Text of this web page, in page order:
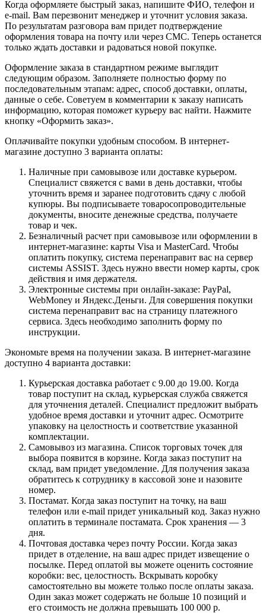
Когда оформляете быстрый заказ, напишите ФИО, телефон и
e-mail. Вам перезвонит менеджер и уточнит условия заказа.
По результатам разговора вам придет подтверждение
оформления товара на почту или через СМС. Теперь останется
только ждать доставки и радоваться новой покупке.
Оформление заказа в стандартном режиме выглядит
следующим образом. Заполняете полностью форму по
последовательным этапам: адрес, способ доставки, оплаты,
данные о себе. Советуем в комментарии к заказу написать
информацию, которая поможет курьеру вас найти. Нажмите
кнопку «Оформить заказ».
Оплачивайте покупки удобным способом. В интернет-
магазине доступно 3 варианта оплаты:
Наличные при самовывозе или доставке курьером.
Специалист свяжется с вами в день доставки, чтобы
уточнить время и заранее подготовить сдачу с любой
купюры. Вы подписываете товаросопроводительные
документы, вносите денежные средства, получаете
товар и чек.
Безналичный расчет при самовывозе или оформлении в
интернет-магазине: карты Visa и MasterCard. Чтобы
оплатить покупку, система перенаправит вас на сервер
системы ASSIST. Здесь нужно ввести номер карты, срок
действия и имя держателя.
Электронные системы при онлайн-заказе: PayPal,
WebMoney и Яндекс.Деньги. Для совершения покупки
система перенаправит вас на страницу платежного
сервиса. Здесь необходимо заполнить форму по
инструкции.
Экономьте время на получении заказа. В интернет-магазине
доступно 4 варианта доставки:
Курьерская доставка работает с 9.00 до 19.00. Когда
товар поступит на склад, курьерская служба свяжется
для уточнения деталей. Специалист предложит выбрать
удобное время доставки и уточнит адрес. Осмотрите
упаковку на целостность и соответствие указанной
комплектации.
Самовывоз из магазина. Список торговых точек для
выбора появится в корзине. Когда заказ поступит на
склад, вам придет уведомление. Для получения заказа
обратитесь к сотруднику в кассовой зоне и назовите
номер.
Постамат. Когда заказ поступит на точку, на ваш
телефон или e-mail придет уникальный код. Заказ нужно
оплатить в терминале постамата. Срок хранения — 3
дня.
Почтовая доставка через почту России. Когда заказ
придет в отделение, на ваш адрес придет извещение о
посылке. Перед оплатой вы можете оценить состояние
коробки: вес, целостность. Вскрывать коробку
самостоятельно вы можете только после оплаты заказа.
Один заказ может содержать не больше 10 позиций и
его стоимость не должна превышать 100 000 р.